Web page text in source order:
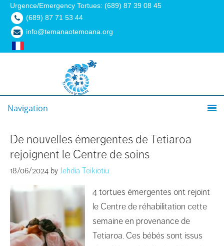
Urgence/Emergency Tortues: (689) 87 39 08 45
(689) 87 71 53 44
info@temanaotemoana.org
Navigation
De nouvelles émergentes de Tetiaroa
rejoignent le Centre de soins
18/06/2024 by Jehdia Teikiotiu
4 tortues émergentes ont rejoint
le Centre de réhabilitation cette
semaine en provenance de
Tetiaroa. Ces bébés sont issus